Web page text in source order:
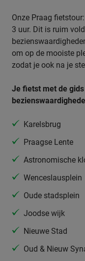
Onze Praag
3 uur. Dit is ruim
om op de mooiste
zodat je ook na je
Je fietst met de
Karelsbrug
Praagse Lente
Astronomische
Wenceslausplein
Oude stadsplein
Joodse wijk
Nieuwe Stad
Oud & Nieuw